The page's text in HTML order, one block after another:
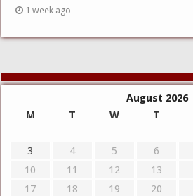
1 week ago
August 2026
M
T W T
3
4 5 6
10
11 12 13
17
18 19 20